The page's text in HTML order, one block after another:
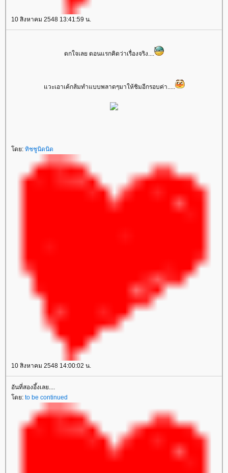
10 สิงหาคม 2548 13:41:59 น.
ตกใจเลย ตอนแรกคิดว่าเรื่องจริง....
วะเอาเค้กส้มทำแบบพลาดๆมาให้ชิมอีกรอบค่า.....
ดย: ทิชชูนิดนิด
10 สิงหาคม 2548 14:00:02 น.
อันที่สองอึ้งเลย....
ดย: to be continued